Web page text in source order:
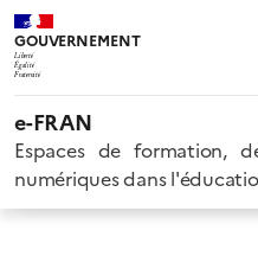
GOUVERNEMENT
Liberté
Égalité
Fraternité
e-FRAN
Espaces de formation,
numériques dans